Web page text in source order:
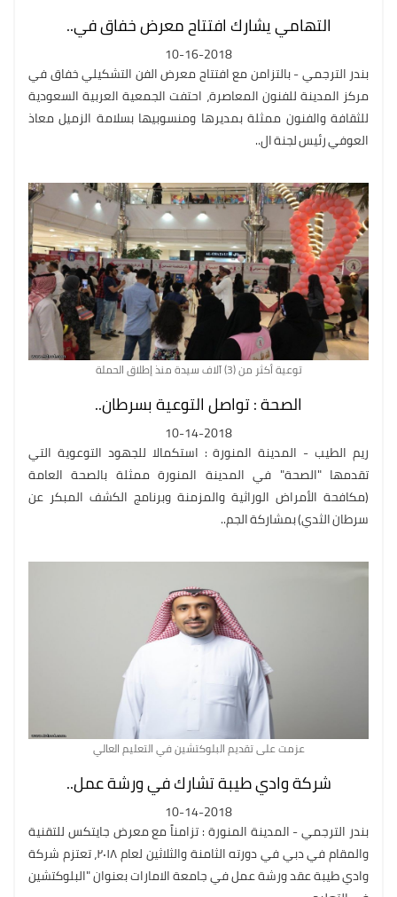
التهامي يشارك افتتاح معرض خفاق في..
10-16-2018
بندر الترجمي - بالتزامن مع افتتاح معرض الفن التشكيلي خفاق في
مركز المدينة للفنون المعاصرة، احتفت الجمعية العربية السعودية
للثقافة والفنون ممثلة بمديرها ومنسوبيها بسلامة الزميل معاذ
العوفي رئيس لجنة ال..
توعية أكثر من (3) آلاف سيدة منذ إطلاق الحملة
الصحة : تواصل التوعية بسرطان..
10-14-2018
ريم الطيب - المدينة المنورة : استكمالا للجهود التوعوية التي
تقدمها "الصحة" في المدينة المنورة ممثلة بالصحة العامة
(مكافحة الأمراض الوراثية والمزمنة وبرنامج الكشف المبكر عن
سرطان الثدي) بمشاركة الجم..
عزمت على تقديم البلوكتشين في التعليم العالي
شركة وادي طيبة تشارك في ورشة عمل..
10-14-2018
بندر الترجمي - المدينة المنورة : تزامناً مع معرض جايتكس للتقنية
والمقام في دبي في دورته الثامنة والثلاثين لعام ٢٠١٨، تعتزم شركة
وادي طيبة عقد ورشة عمل في جامعة الامارات بعنوان "البلوكتشين